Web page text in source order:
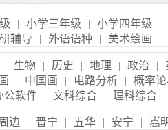
| 小学三年级 | 小学四年级 |
辅导 | 外语语种 | 美术绘画 |
| 生物 | 历史 | 地理 | 政治 |
| 中国画 | 电路分析 | 概率
公软件 | 文科综合 | 理科综合 |
边 | 晋宁 | 五华 | 安宁 | 嵩